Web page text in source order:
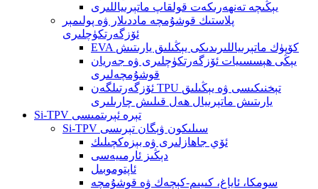
يېڭىچە تەنھەرىكەت قولقاپ ماتېرىياللىرى
پلاستىك قوشۇمچە ماددىلار ۋە پولىمېر
ئۆزگەرتكۈچلىرى
EVA كۆپۈك ماتېرىياللىرىدىكى يېڭىلىق يارىتىش
يېڭى ھېسسىيات ئۆزگەرتكۈچلىرى ۋە جەريان
قوشۇمچەلىرى
ئۆزگەرتىلگەن TPU تېخنىكىسى ۋە يېڭىلىق
يارىتىش ماتېرىيال ھەل قىلىش چارىلىرى
Si-TPV تېرە ئېرىتمىسى
Si-TPV سىلىكون ۋېگان تېرىسى
ئۆي جاھازلىرى ۋە بېزەكچىلىك
دېڭىز ئارمىيەسى
ئاپتوموبىل
سومكا، ئاياغ، كىيىم-كېچەك ۋە قوشۇمچە